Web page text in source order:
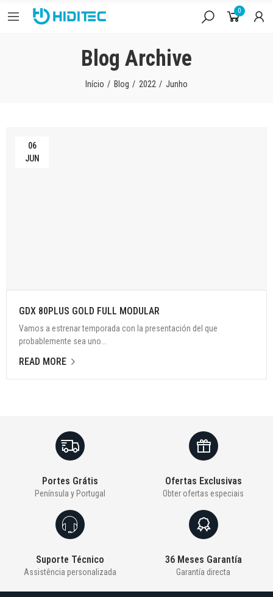
0
Blog Archive
Início Blog 2022 Junho
06
JUN
GDX 80PLUS GOLD FULL MODULAR
Vamos a estrenar temporada con la presentación del que
probablemente sea uno...
READ MORE
Portes Grátis
Península y Portugal
Ofertas Exclusivas
Obter ofertas especiais
Suporte Técnico
Assistência personalizada
36 Meses Garantía
Garantía directa